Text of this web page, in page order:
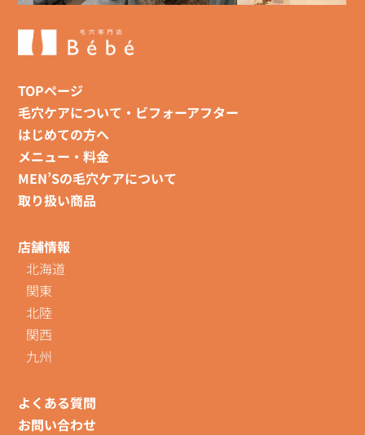
TOPページ
毛穴ケアについて・ビフォーアフター
はじめての方へ
メニュー・料金
MEN’Sの毛穴ケアについて
取り扱い商品
店舗情報
北海道
関東
北陸
関西
九州
よくある質問
お問い合わせ